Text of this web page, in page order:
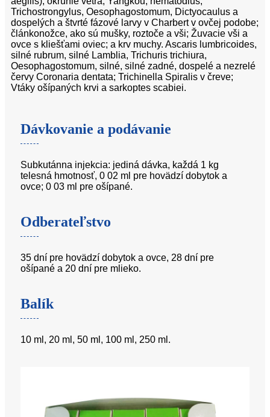
Trichostrongylus, Oesophagostomum, Dictyocaulus a
dospelých a štvrté fázové larvy v Charbert v ovčej podobe;
článkonožce, ako sú mušky, roztoče a vši; Žuvacie vši a
ovce s kliešťami oviec; a krv muchy. Ascaris lumbricoides,
silné rubrum, silné Lamblia, Trichuris trichiura,
Oesophagostomum, silné, silné zadné, dospelé a nezrelé
červy Coronaria dentata; Trichinella Spiralis v čreve;
Vtáky ošípaných krvi a sarkoptes scabiei.
Dávkovanie a podávanie
Subkutánna injekcia: jediná dávka, každá 1 kg
telesná hmotnosť, 0 02 ml pre hovädzí dobytok a
ovce; 0 03 ml pre ošípané.
Odberateľstvo
35 dní pre hovädzí dobytok a ovce, 28 dní pre
ošípané a 20 dní pre mlieko.
Balík
10 ml, 20 ml, 50 ml, 100 ml, 250 ml.